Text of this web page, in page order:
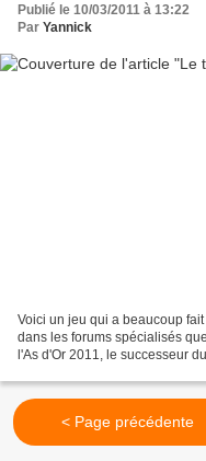
Publié le 10/03/2011 à 13:22
Par Yannick
Voici un jeu qui a beaucoup
dans les forums spécialisés
l'As d'Or 2011, le successeur
< Page précédente